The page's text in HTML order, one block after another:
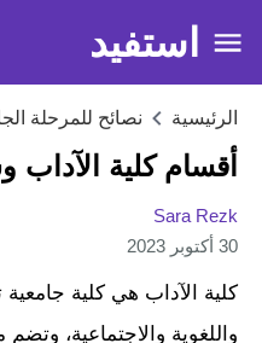
استفيد
الرئيسية نصائح للمرحلة
أقسام كلية
Sara Rezk
30 أكتوبر 2023
كلية الآداب هي كلية جامعية
واللغوية والاجتماعية،